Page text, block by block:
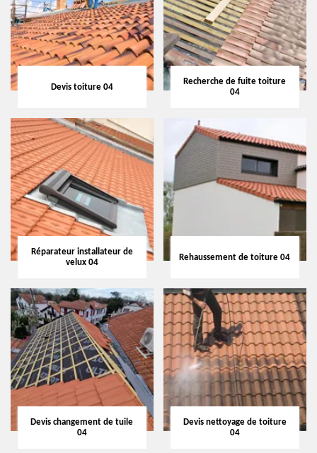
Devis toiture 04
Recherche de fuite toiture
04
Réparateur installateur de
velux 04
Rehaussement de toiture 04
Devis changement de tuile
04
Devis nettoyage de toiture
04